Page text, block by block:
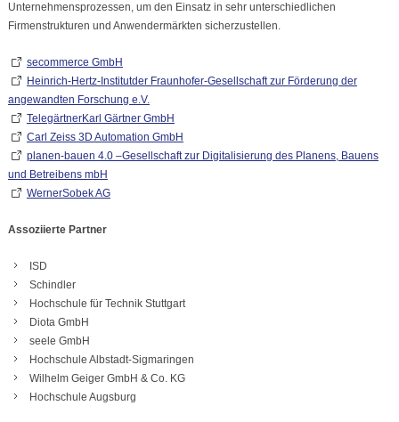
Unternehmensprozessen, um den Einsatz in sehr unterschiedlichen
Firmenstrukturen und Anwendermärkten sicherzustellen.
secommerce GmbH
Heinrich-Hertz-Institutder Fraunhofer-Gesellschaft zur Förderung der
angewandten Forschung e.V.
TelegärtnerKarl Gärtner GmbH
Carl Zeiss 3D Automation GmbH
planen-bauen 4.0 –Gesellschaft zur Digitalisierung des Planens, Bauens
und Betreibens mbH
WernerSobek AG
Assoziierte Partner
ISD
Schindler
Hochschule für Technik Stuttgart
Diota GmbH
seele GmbH
Hochschule Albstadt-Sigmaringen
Wilhelm Geiger GmbH & Co. KG
Hochschule Augsburg